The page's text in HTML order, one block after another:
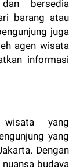
bersedia
barang atau
juga
agen wisata
informasi
yang
yang
Dengan
budaya